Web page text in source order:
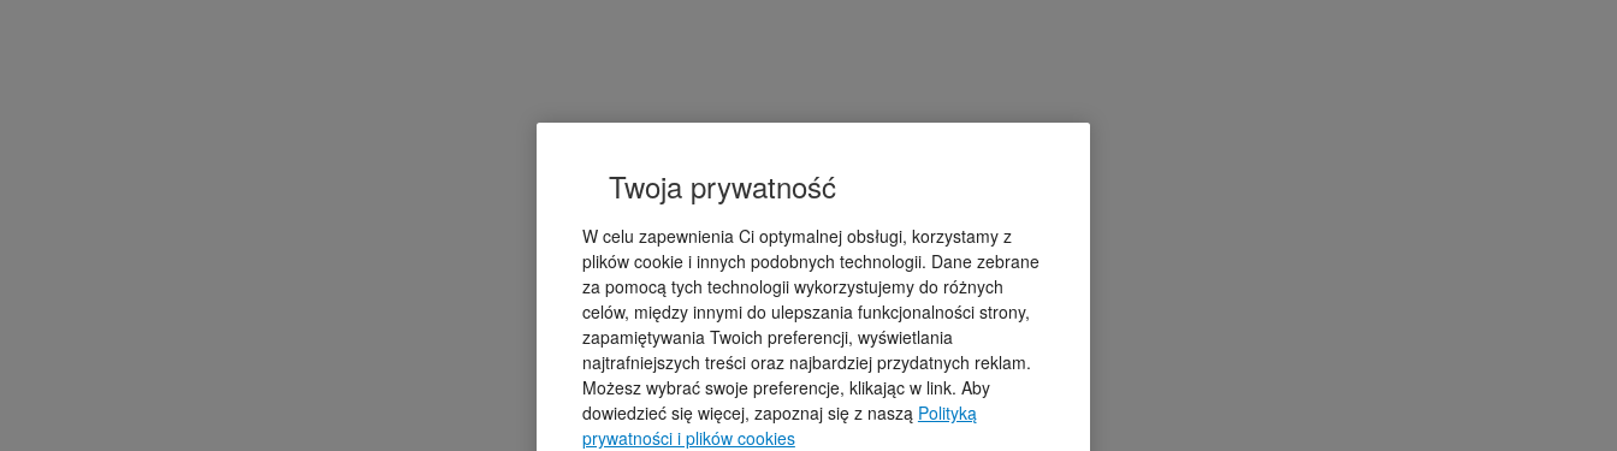
Twoja prywatność
W celu zapewnienia Ci optymalnej obsługi, korzystamy z
plików cookie i innych podobnych technologii. Dane zebrane
za pomocą tych technologii wykorzystujemy do różnych
celów, między innymi do ulepszania funkcjonalności strony,
zapamiętywania Twoich preferencji, wyświetlania
najtrafniejszych treści oraz najbardziej przydatnych reklam.
Możesz wybrać swoje preferencje, klikając w link. Aby
dowiedzieć się więcej, zapoznaj się z naszą Polityką
prywatności i plików cookies